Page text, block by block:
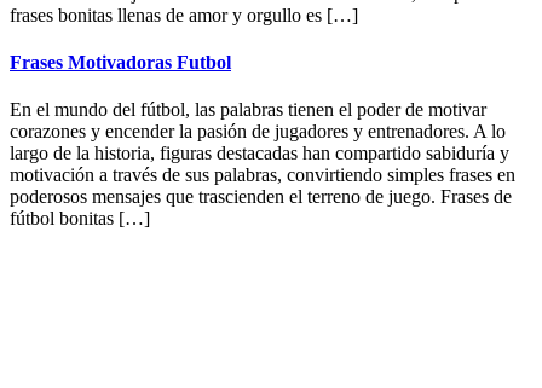
frases bonitas llenas de amor y orgullo es […]
Frases Motivadoras Futbol
En el mundo del fútbol, las palabras tienen el poder de motivar
corazones y encender la pasión de jugadores y entrenadores. A lo
largo de la historia, figuras destacadas han compartido sabiduría y
motivación a través de sus palabras, convirtiendo simples frases en
poderosos mensajes que trascienden el terreno de juego. Frases de
fútbol bonitas […]